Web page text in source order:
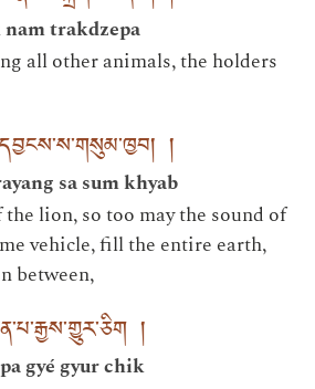
trakdzepa
all other animals, the holders
།
sa sum khyab
lion, so too may the sound of
vehicle, fill the entire earth,
between,
།
gyé gyur chik